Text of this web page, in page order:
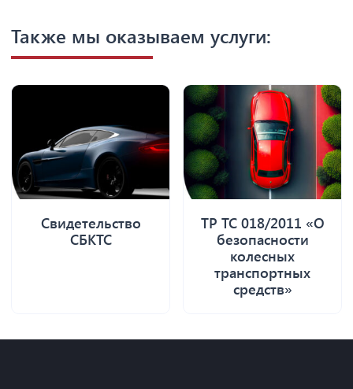
Также мы оказываем услуги:
Свидетельство
СБКТС
ТР ТС 018/2011 «О
безопасности
колесных
транспортных
средств»